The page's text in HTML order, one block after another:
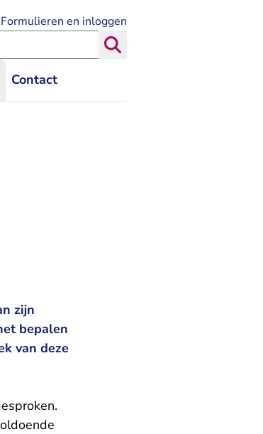
Contact
Formulieren en inloggen
de Rechtspraak
zijn
bepalen
van deze